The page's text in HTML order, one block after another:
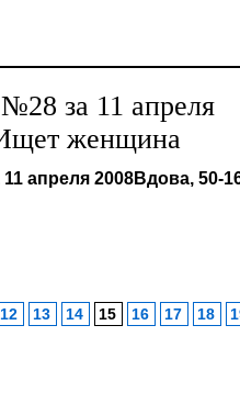
за 11 апреля
женщина
апреля 2008Вдова, 50-
12 13 14 15 16 17 18